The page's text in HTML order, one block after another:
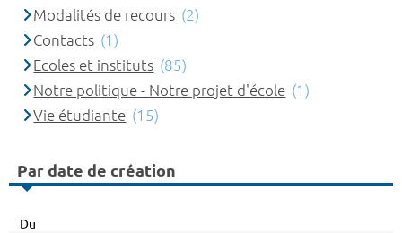
Modalités de recours (2)
Contacts (1)
Ecoles et instituts (85)
Notre politique - Notre projet d'école (1)
Vie étudiante (15)
Par date de création
Du